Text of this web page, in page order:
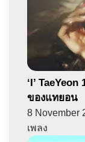
‘I’
ของแทยอน
8 November
เพลง